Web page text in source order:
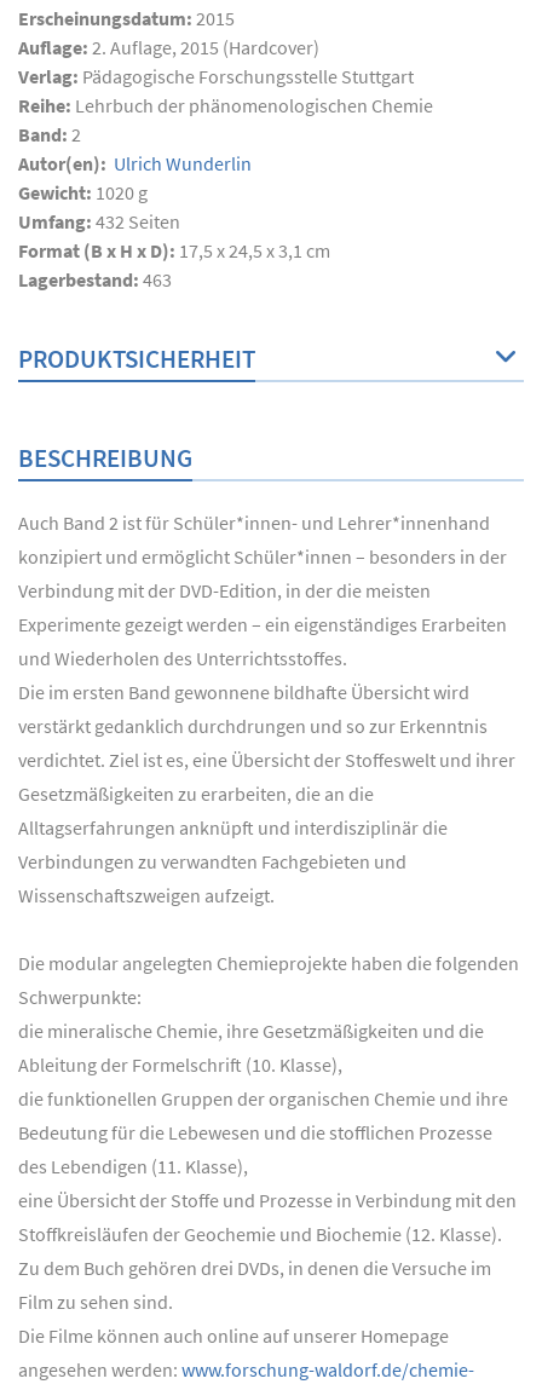
Erscheinungsdatum: 2015
Auflage: 2. Auflage, 2015 (Hardcover)
Verlag: Pädagogische Forschungsstelle Stuttgart
Reihe: Lehrbuch der phänomenologischen Chemie
Band: 2
Autor(en): Ulrich Wunderlin
Gewicht: 1020 g
Umfang: 432 Seiten
Format (B x H x D): 17,5 x 24,5 x 3,1 cm
Lagerbestand: 463
PRODUKTSICHERHEIT
BESCHREIBUNG
Auch Band 2 ist für Schüler*innen- und Lehrer*innenhand
konzipiert und ermöglicht Schüler*innen – besonders in der
Verbindung mit der DVD-Edition, in der die meisten
Experimente gezeigt werden – ein eigenständiges Erarbeiten
und Wiederholen des Unterrichtsstoffes.
Die im ersten Band gewonnene bildhafte Übersicht wird
verstärkt gedanklich durchdrungen und so zur Erkenntnis
verdichtet. Ziel ist es, eine Übersicht der Stoffeswelt und ihrer
Gesetzmäßigkeiten zu erarbeiten, die an die
Alltagserfahrungen anknüpft und interdisziplinär die
Verbindungen zu verwandten Fachgebieten und
Wissenschaftszweigen aufzeigt.
Die modular angelegten Chemieprojekte haben die folgenden
Schwerpunkte:
die mineralische Chemie, ihre Gesetzmäßigkeiten und die
Ableitung der Formelschrift (10. Klasse),
die funktionellen Gruppen der organischen Chemie und ihre
Bedeutung für die Lebewesen und die stofflichen Prozesse
des Lebendigen (11. Klasse),
eine Übersicht der Stoffe und Prozesse in Verbindung mit den
Stoffkreisläufen der Geochemie und Biochemie (12. Klasse).
Zu dem Buch gehören drei DVDs, in denen die Versuche im
Film zu sehen sind.
Die Filme können auch online auf unserer Homepage
angesehen werden: www.forschung-waldorf.de/chemie-